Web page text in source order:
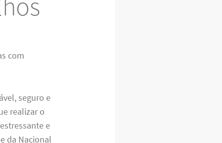
com
seguro e
realizar o
e
da Nacional